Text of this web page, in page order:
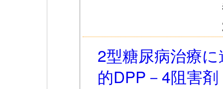
2型糖尿病治療
的DPP－4阻害